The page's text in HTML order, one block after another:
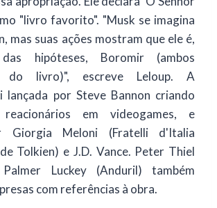
"livro favorito". "Musk se imagina
mas suas ações mostram que ele é,
hipóteses, Boromir (ambos
do livro)", escreve Leloup. A
por Steve Bannon criando
reacionários em videogames, e
Giorgia Meloni (Fratelli d'Italia
Tolkien) e J.D. Vance. Peter Thiel
Luckey (Anduril) também
com referências à obra.